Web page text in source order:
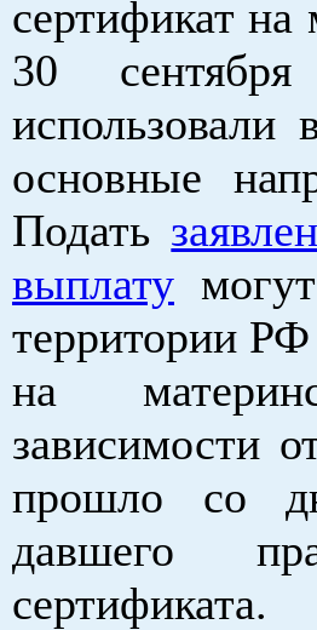
сертификат на
30
основные
Подать
выплату
территории РФ
на
зависимости
прошло со
давшего
сертификата.